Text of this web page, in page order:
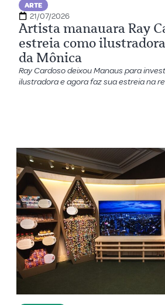
ARTE
21/07/2026
Artista manauara Ray
estreia como
da Mônica
Ray Cardoso deixou Manaus para
ilustradora e agora faz sua estreia na